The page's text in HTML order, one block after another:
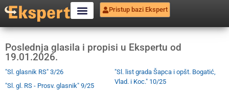
Pristup bazi Ekspert
Poslednja glasila i propisi u Ekspertu od
19.01.2026.
"Sl. glasnik RS" 3/26
"Sl. gl. RS - Prosv. glasnik" 9/25
"Sl. list grada Šapca i opšt. Bogatić,
Vlad. i Koc." 10/25